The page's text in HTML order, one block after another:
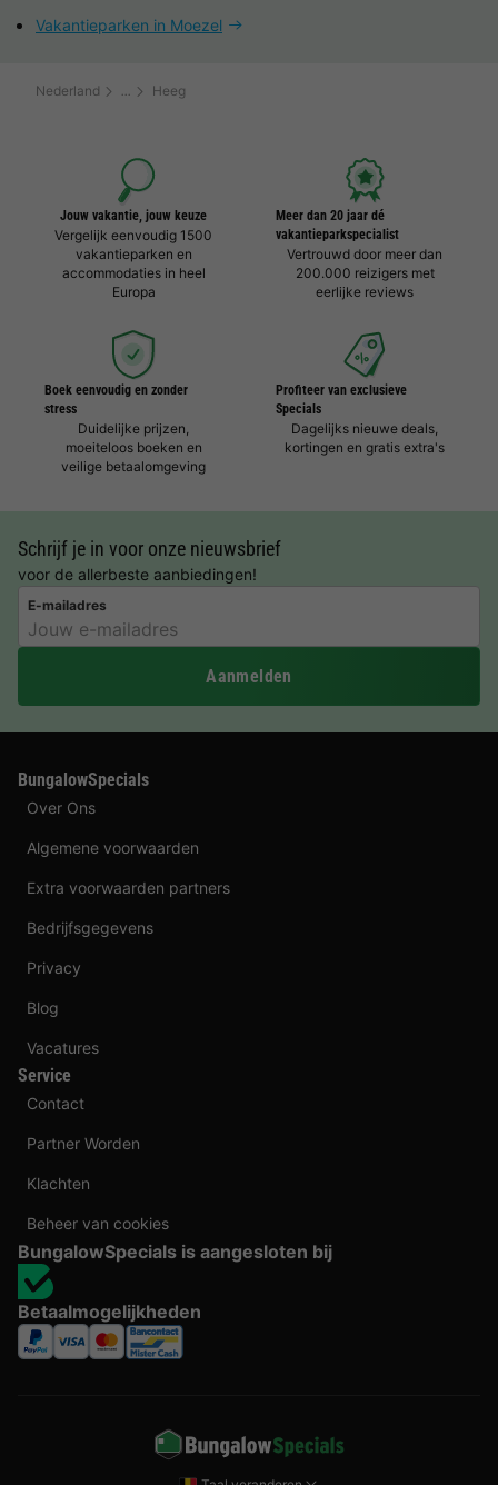
Vakantieparken in Moezel
Nederland Heeg
Jouw vakantie, jouw keuze
Vergelijk eenvoudig 1500
vakantieparken en
accommodaties in heel
Europa
Meer dan 20 jaar dé
vakantieparkspecialist
Vertrouwd door meer dan
200.000 reizigers met
eerlijke reviews
Boek eenvoudig en zonder
stress
Duidelijke prijzen,
moeiteloos boeken en
veilige betaalomgeving
Profiteer van exclusieve
Specials
Dagelijks nieuwe deals,
kortingen en gratis extra's
Schrijf je in voor onze nieuwsbrief
voor de allerbeste aanbiedingen!
E-mailadres
Aanmelden
BungalowSpecials
Over Ons
Algemene voorwaarden
Extra voorwaarden partners
Bedrijfsgegevens
Privacy
Blog
Vacatures
Service
Contact
Partner Worden
Klachten
Beheer van cookies
BungalowSpecials is aangesloten bij
Betaalmogelijkheden